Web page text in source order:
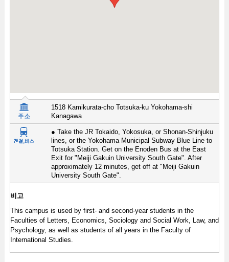
1518 Kamikurata-cho Totsuka-ku Yokohama-shi
Kanagawa
● Take the JR Tokaido, Yokosuka, or Shonan-Shinjuku
lines, or the Yokohama Municipal Subway Blue Line to
Totsuka Station. Get on the Enoden Bus at the East
Exit for "Meiji Gakuin University South Gate". After
approximately 12 minutes, get off at "Meiji Gakuin
University South Gate".
비고
This campus is used by first- and second-year students in the
Faculties of Letters, Economics, Sociology and Social Work, Law, and
Psychology, as well as students of all years in the Faculty of
International Studies.